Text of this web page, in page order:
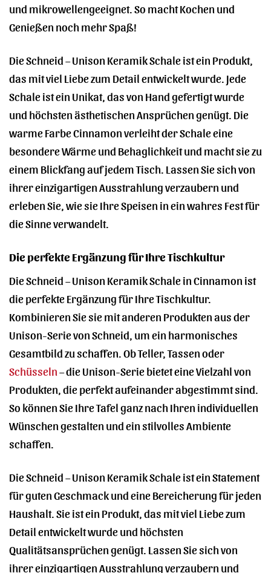
und mikrowellengeeignet. So macht Kochen und
Genießen noch mehr Spaß!
Die Schneid – Unison Keramik Schale ist ein Produkt,
das mit viel Liebe zum Detail entwickelt wurde. Jede
Schale ist ein Unikat, das von Hand gefertigt wurde
und höchsten ästhetischen Ansprüchen genügt. Die
warme Farbe Cinnamon verleiht der Schale eine
besondere Wärme und Behaglichkeit und macht sie zu
einem Blickfang auf jedem Tisch. Lassen Sie sich von
ihrer einzigartigen Ausstrahlung verzaubern und
erleben Sie, wie sie Ihre Speisen in ein wahres Fest für
die Sinne verwandelt.
Die perfekte Ergänzung für Ihre Tischkultur
Die Schneid – Unison Keramik Schale in Cinnamon ist
die perfekte Ergänzung für Ihre Tischkultur.
Kombinieren Sie sie mit anderen Produkten aus der
Unison-Serie von Schneid, um ein harmonisches
Gesamtbild zu schaffen. Ob Teller, Tassen oder
Schüsseln– die Unison-Serie bietet eine Vielzahl von
Produkten, die perfekt aufeinander abgestimmt sind.
So können Sie Ihre Tafel ganz nach Ihren individuellen
Wünschen gestalten und ein stilvolles Ambiente
schaffen.
Die Schneid – Unison Keramik Schale ist ein Statement
für guten Geschmack und eine Bereicherung für jeden
Haushalt. Sie ist ein Produkt, das mit viel Liebe zum
Detail entwickelt wurde und höchsten
Qualitätsansprüchen genügt. Lassen Sie sich von
ihrer einzigartigen Ausstrahlung verzaubern und